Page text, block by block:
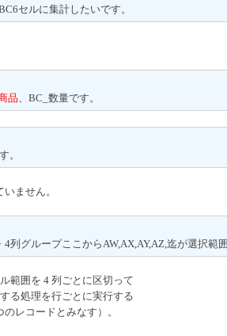
セルに集計したいです。
品 、BC_数量です。
。
ません。
ープここからAW,AX,AY,AZ,迄が選択範囲
範囲を 4 列ごとに区切って
る処理を行ごとに実行する
レコードとみなす）。